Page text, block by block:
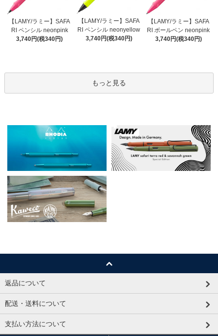
【LAMY/ラミー】SAFA
RI ペンシル neonpink
3,740円(税340円)
【LAMY/ラミー】SAFA
RI ペンシル neonyellow
3,740円(税340円)
【LAMY/ラミー】SAFA
RI ボールペン neonpink
3,740円(税340円)
もっと見る
返品について
配送・送料について
支払い方法について